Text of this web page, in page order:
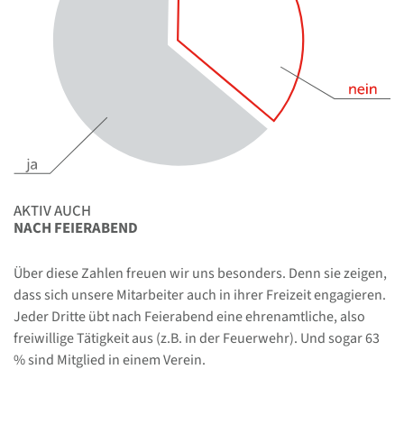
AKTIV AUCH
NACH FEIERABEND
Über diese Zahlen freuen wir uns besonders. Denn sie zeigen,
dass sich unsere Mitarbeiter auch in ihrer Freizeit engagieren.
Jeder Dritte übt nach Feierabend eine ehrenamtliche, also
freiwillige Tätigkeit aus (z.B. in der Feuerwehr). Und sogar 63
% sind Mitglied in einem Verein.